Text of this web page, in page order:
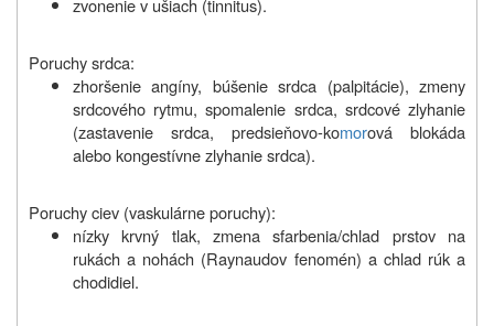
zvonenie v ušiach (tinnitus).
Poruchy srdca:
zhoršenie angíny, búšenie srdca (palpitácie), zmeny
srdcového rytmu, spomalenie srdca, srdcové zlyhanie
(zastavenie srdca, predsieňovo-komorová blokáda
alebo kongestívne zlyhanie srdca).
Poruchy ciev (vaskulárne poruchy):
nízky krvný tlak, zmena sfarbenia/chlad prstov na
rukách a nohách (Raynaudov fenomén) a chlad rúk a
chodidiel.